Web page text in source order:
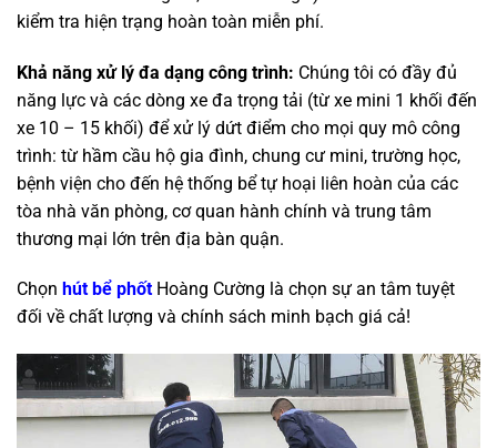
kiểm tra hiện trạng hoàn toàn miễn phí.
Khả năng xử lý đa dạng công trình: Chúng tôi có đầy đủ
năng lực và các dòng xe đa trọng tải (từ xe mini 1 khối đến
xe 10 – 15 khối) để xử lý dứt điểm cho mọi quy mô công
trình: từ hầm cầu hộ gia đình, chung cư mini, trường học,
bệnh viện cho đến hệ thống bể tự hoại liên hoàn của các
tòa nhà văn phòng, cơ quan hành chính và trung tâm
thương mại lớn trên địa bàn quận.
Chọn hút bể phốt Hoàng Cường là chọn sự an tâm tuyệt
đối về chất lượng và chính sách minh bạch giá cả!